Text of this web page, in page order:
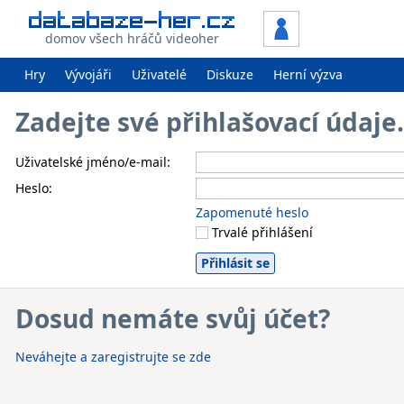
domov všech hráčů videoher
Hry Vývojáři Uživatelé Diskuze Herní výzva
Zadejte své přihlašovací
Uživatelské jméno/e-mail:
Heslo:
Zapomenuté heslo
Trvalé přihlášení
Dosud nemáte svůj účet?
Neváhejte a zaregistrujte se zde